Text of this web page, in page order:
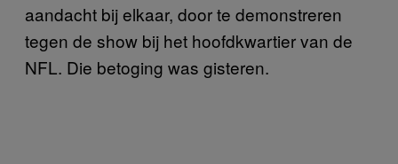
aandacht bij elkaar, door te demonstreren
tegen de show bij het hoofdkwartier van de
NFL. Die betoging was gisteren.